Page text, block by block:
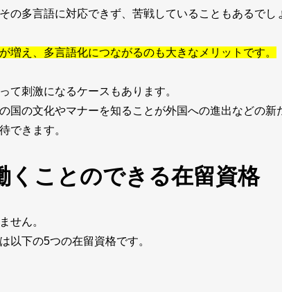
の多言語に対応できず、苦戦していることもあるでし
え、多言語化につながるのも大きなメリットです。
て刺激になるケースもあります。
国の文化やマナーを知ることが外国への進出などの新
できます。
くことのできる在留資格
せん。
以下の5つの在留資格です。